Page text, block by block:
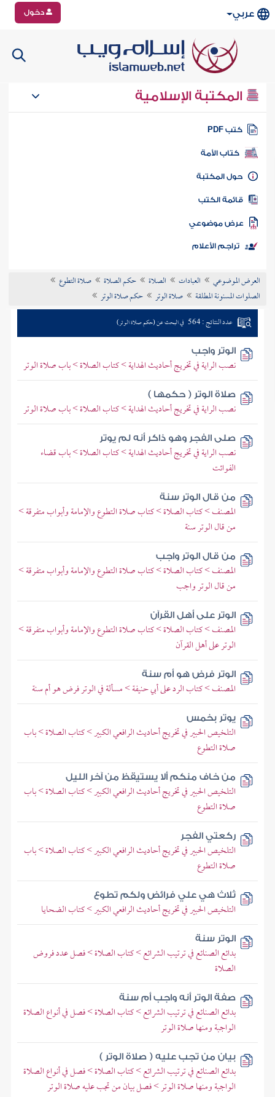
عربي دخول
المكتبة الإسلامية
كتب PDF
كتاب الأمة
المكتبة
الكتب
موضوعي
تراجم الأعلام
العرض الموضوعي العبادات الصلاة حكم الصلاة
صلاة التطوع
الصلوات المسنونة المطلقة
صلاة الوتر حكم صلاة الوتر
عدد النتائج : 564 في البحث عن (حكم صلاة الوتر)
الوتر واجب
نصب الراية في تخريج أحاديث الهداية > كتاب الصلاة > باب صلاة الوتر
صلاة الوتر ( حكمها )
نصب الراية في تخريج أحاديث الهداية > كتاب الصلاة > باب صلاة الوتر
صلى الفجر وهو ذاكر أنه لم يوتر
نصب الراية في تخريج أحاديث الهداية > كتاب الصلاة > باب قضاء
الفوائت
من قال الوتر سنة
المصنف > كتاب الصلاة > كتاب صلاة التطوع والإمامة وأبواب متفرقة >
من قال الوتر سنة
من قال الوتر واجب
المصنف > كتاب الصلاة > كتاب صلاة التطوع والإمامة وأبواب متفرقة >
من قال الوتر واجب
الوتر على أهل القرآن
المصنف > كتاب الصلاة > كتاب صلاة التطوع والإمامة وأبواب متفرقة >
الوتر على أهل القرآن
الوتر فرض هو أم سنة
المصنف > كتاب الرد على أبي حنيفة > مسألة في الوتر فرض هو أم سنة
يوتر بخمس
التلخيص الحبير في تخريج أحاديث الرافعي الكبير > كتاب الصلاة > باب
صلاة التطوع
من خاف منكم ألا يستيقظ من آخر الليل
التلخيص الحبير في تخريج أحاديث الرافعي الكبير > كتاب الصلاة > باب
صلاة التطوع
ركعتي الفجر
التلخيص الحبير في تخريج أحاديث الرافعي الكبير > كتاب الصلاة > باب
صلاة التطوع
ثلاث هي علي فرائض ولكم تطوع
التلخيص الحبير في تخريج أحاديث الرافعي الكبير > كتاب الضحايا
الوتر سنة
بدائع الصنائع في ترتيب الشرائع > كتاب الصلاة > فصل عدد فروض
الصلاة
صفة الوتر أنه واجب أم سنة
بدائع الصنائع في ترتيب الشرائع > كتاب الصلاة > فصل في أنواع الصلاة
الواجبة ومنها صلاة الوتر
بيان من تجب عليه ( صلاة الوتر )
بدائع الصنائع في ترتيب الشرائع > كتاب الصلاة > فصل في أنواع الصلاة
الواجبة ومنها صلاة الوتر > فصل بيان من تجب عليه صلاة الوتر